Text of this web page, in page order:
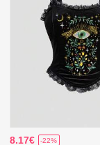
8.17€ -22%